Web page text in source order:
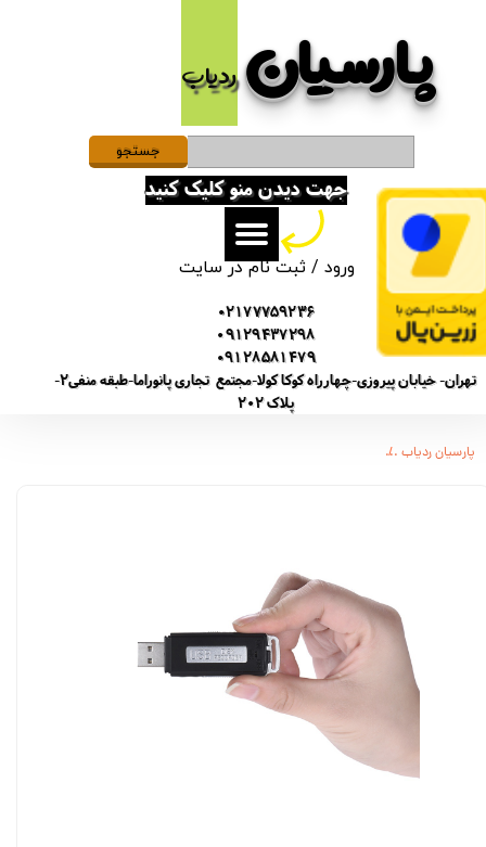
پارسیان​​​​​​​ردیاب
ورود /ثبت نام در سایت
حساب کاربری من
تغییر گذر واژه
سفارشات
خروج از حساب کاربری
02177759236
09129437298
09128581479
تهران- خیابان پیروزی-چهارراه کوکا کولا-مجتمع تجاری پانوراما-طبقه منفی2-
پلاک 202
جهت دیدن منو کلیک کنید
جستجو
پارسیان ردیاب